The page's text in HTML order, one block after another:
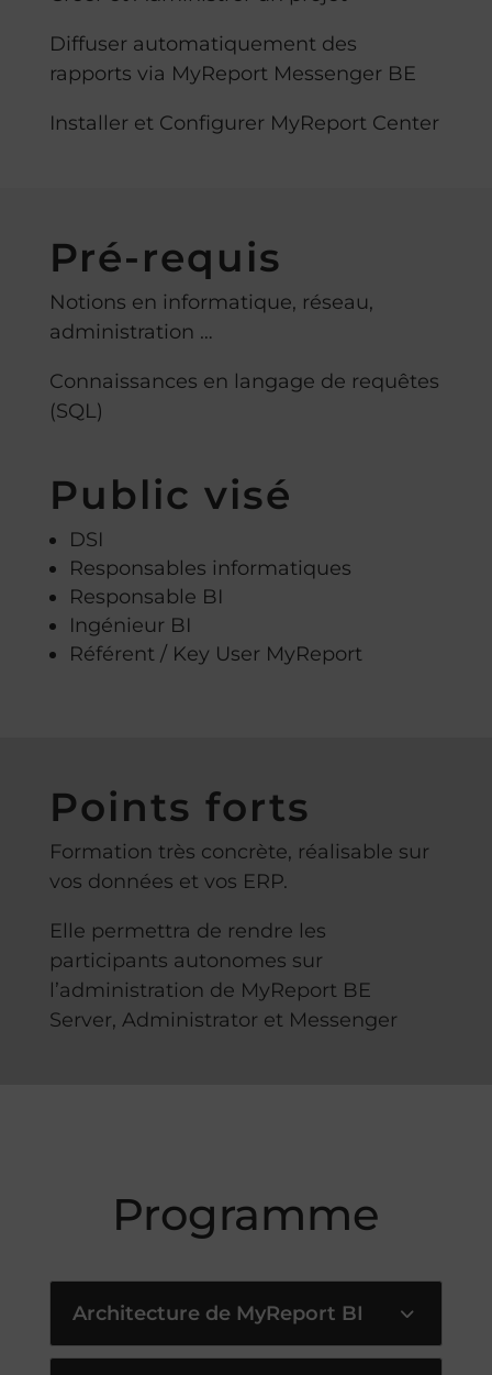
Diffuser automatiquement des
rapports via MyReport Messenger BE
Installer et Configurer MyReport Center
Pré-requis
Notions en informatique, réseau,
administration …
Connaissances en langage de requêtes
(SQL)
Public visé
DSI
Responsables informatiques
Responsable BI
Ingénieur BI
Référent / Key User MyReport
Points forts
Formation très concrète, réalisable sur
vos données et vos ERP.
Elle permettra de rendre les
participants autonomes sur
l’administration de MyReport BE
Server, Administrator et Messenger
Programme
Architecture de MyReport BI